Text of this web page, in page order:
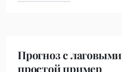
Прогноз с
простой пример